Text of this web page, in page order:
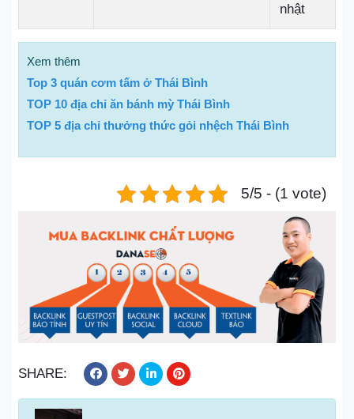
nhật
Xem thêm
Top 3 quán cơm tấm ở Thái Bình
TOP 10 địa chỉ ăn bánh mỳ Thái Bình
TOP 5 địa chỉ thưởng thức gỏi nhệch Thái Bình
5/5 - (1 vote)
SHARE: